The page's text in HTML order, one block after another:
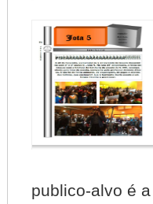
publico-alvo é